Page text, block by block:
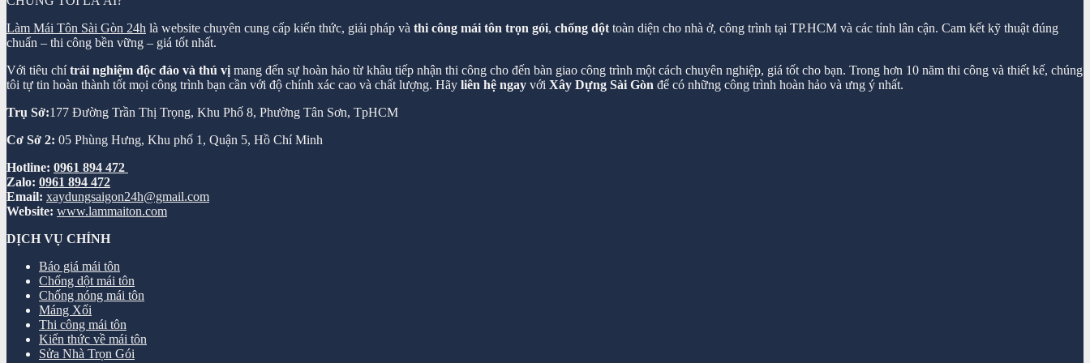
Làm Mái Tôn Sài Gòn 24h là website chuyên cung cấp kiến thức, giải pháp và thi công mái tôn trọn gói, chống dột toàn diện cho nhà ở, công trình tại TP.HCM và các tỉnh lân cận. Cam kết kỹ thuật đúng
chuẩn – thi công bền vững – giá tốt nhất.
Với tiêu chítrải nghiệm độc đáo và thú vị mang đến sự hoàn hảo từ khâu tiếp nhận thi công cho đến bàn giao công trình một cách chuyên nghiệp, giá tốt cho bạn. Trong hơn 10 năm thi công và thiết kế, chúng
tôi tự tin hoàn thành tốt mọi công trình bạn cần với độ chính xác cao và chất lượng. Hãy liên hệ ngay với Xây Dựng Sài Gòn để có những công trình hoàn hảo và ưng ý nhất.
Trụ Sở:177 Đường Trần Thị Trọng, Khu Phố 8, Phường Tân Sơn, TpHCM
Cơ Sở 2: 05 Phùng Hưng, Khu phố 1, Quận 5, Hồ Chí Minh
Hotline: 0961 894 472
Zalo: 0961 894 472
Email: xaydungsaigon24h@gmail.com
Website: www.lammaiton.com
DỊCH VỤ CHÍNH
Báo giá mái tôn
Chống dột mái tôn
Chống nóng mái tôn
Máng Xối
Thi công mái tôn
Kiến thức về mái tôn
Sửa Nhà Trọn Gói